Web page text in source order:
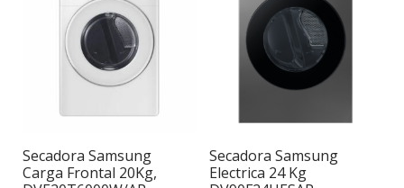
Secadora Samsung
Carga Frontal 20Kg,
Secadora Samsung
Electrica 24 Kg